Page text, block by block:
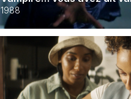
1988